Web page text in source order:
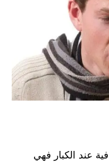
عند الكبار فهي